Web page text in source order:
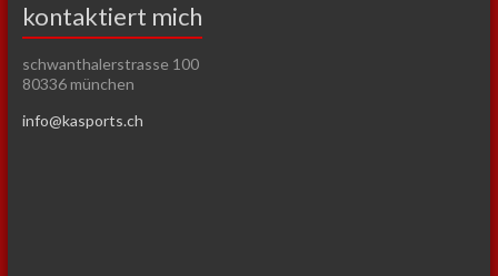
kontaktiert mich
schwanthalerstrasse 100
80336 münchen
info@kasports.ch